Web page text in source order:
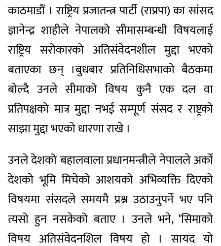
काठमाडौं । राष्ट्रिय प्रजातन्त्र पार्टी (राप्रपा) का सांसद
ज्ञानेन्द्र शाहीले नेपालको सीमासम्बन्धी विषयलाई
राष्ट्रिय सरोकारको अतिसंवेदनशील मुद्दा भएको
बताएका छन् ।बुधबार प्रतिनिधिसभाको बैठकमा
बोल्दै उनले सीमाको विषय कुनै एक दल वा
प्रतिपक्षको मात्र मुद्दा नभई सम्पूर्ण संसद र राष्ट्रको
साझा मुद्दा भएको धारणा राखे ।
उनले देशको बहालवाला प्रधानमन्त्रीले नेपालले अर्को
देशको भूमि मिचेको आशयको अभिव्यक्ति दिएको
विषयमा संसदले समयमै प्रश्न उठाउनुपर्ने भए पनि
त्यसो हुन नसकेको बताए । उनले भने, ‘सिमाको
विषय अतिसंवेदनशिल विषय हो । सायद यो